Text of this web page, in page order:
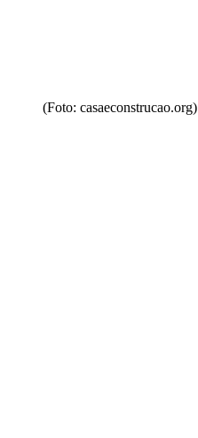
(Foto: casaeconstrucao.org)